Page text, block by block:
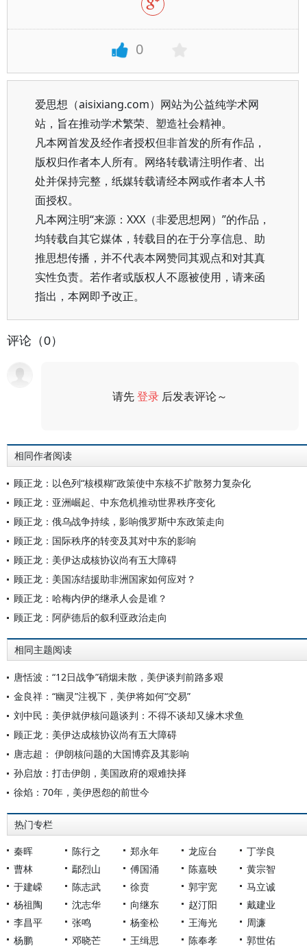
0
爱思想（aisixiang.com）网站为公益纯学术网
站，旨在推动学术繁荣、塑造社会精神。
凡本网首发及经作者授权但非首发的所有作品，
版权归作者本人所有。网络转载请注明作者、出
处并保持完整，纸媒转载请经本网或作者本人书
面授权。
凡本网注明“来源：XXX（非爱思想网）”的作品，
均转载自其它媒体，转载目的在于分享信息、助
推思想传播，并不代表本网赞同其观点和对其真
实性负责。若作者或版权人不愿被使用，请来函
指出，本网即予改正。
评论（0）
请先登录 后发表评论～
相同作者阅读
顾正龙：以色列“核模糊”政策使中东核不扩散努力复杂化
顾正龙：亚洲崛起、中东危机推动世界秩序变化
顾正龙：俄乌战争持续，影响俄罗斯中东政策走向
顾正龙：国际秩序的转变及其对中东的影响
顾正龙：美伊达成核协议尚有五大障碍
顾正龙：美国冻结援助非洲国家如何应对？
顾正龙：哈梅内伊的继承人会是谁？
顾正龙：阿萨德后的叙利亚政治走向
相同主题阅读
唐恬波：“12日战争”硝烟未散，美伊谈判前路多艰
金良祥：“幽灵”注视下，美伊将如何“交易”
刘中民：美伊就伊核问题谈判：不得不谈却又缘木求鱼
顾正龙：美伊达成核协议尚有五大障碍
唐志超： 伊朗核问题的大国博弈及其影响
孙启放：打击伊朗，美国政府的艰难抉择
徐焰：70年，美伊恩怨的前世今
热门专栏
秦晖 陈行之 郑永年 龙应台
丁学良
曹林
鄢烈山 傅国涌 陈嘉映
黄宗智
于建嵘
陈志武 徐贲 郭宇宽
马立诚
杨祖陶
沈志华 向继东 赵汀阳
戴建业
李昌平
张鸣 杨奎松 王海光
周濂
杨鹏
邓晓芒 王缉思 陈奉孝 郭世佑